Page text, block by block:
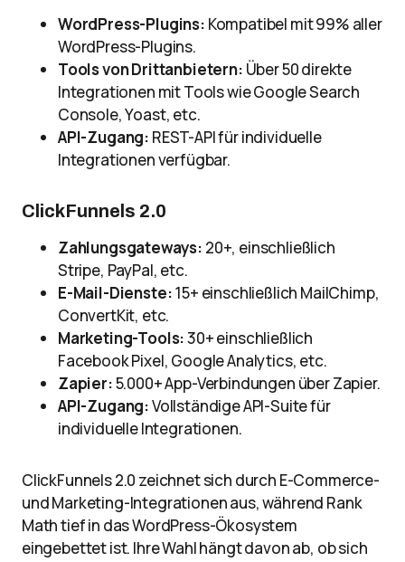
WordPress-Plugins: Kompatibel mit 99% aller
WordPress-Plugins.
Tools von Drittanbietern: Über 50 direkte
Integrationen mit Tools wie Google Search
Console, Yoast, etc.
API-Zugang: REST-API für individuelle
Integrationen verfügbar.
ClickFunnels 2.0
Zahlungsgateways: 20+, einschließlich
Stripe, PayPal, etc.
E-Mail-Dienste:15+ einschließlich MailChimp,
ConvertKit, etc.
Marketing-Tools:30+ einschließlich
Facebook Pixel, Google Analytics, etc.
Zapier:5.000+ App-Verbindungen über Zapier.
API-Zugang:Vollständige API-Suite für
individuelle Integrationen.
ClickFunnels 2.0 zeichnet sich durch E-Commerce-
und Marketing-Integrationen aus, während Rank
Math tief in das WordPress-Ökosystem
eingebettet ist. Ihre Wahl hängt davon ab, ob sich